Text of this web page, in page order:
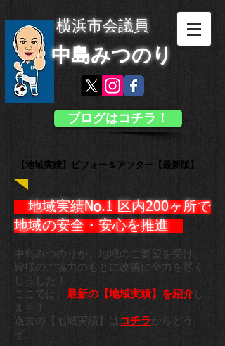
横浜市会議員
中島みつのり
ブログはコチラ！
【地域実績】ビフォー＆アフター【最新版】
地域実績No.1 区内200ヶ所で
地域の安全・安心を推進 ​
中島みつのりが、地域のご要望を受け、
皆様のご協力のもとに改善に全力を尽く
しました！
ここでは、 最新の【地域実績】を紹介し
ます！
過去の【地域実績】は コチラからどう
ぞ。